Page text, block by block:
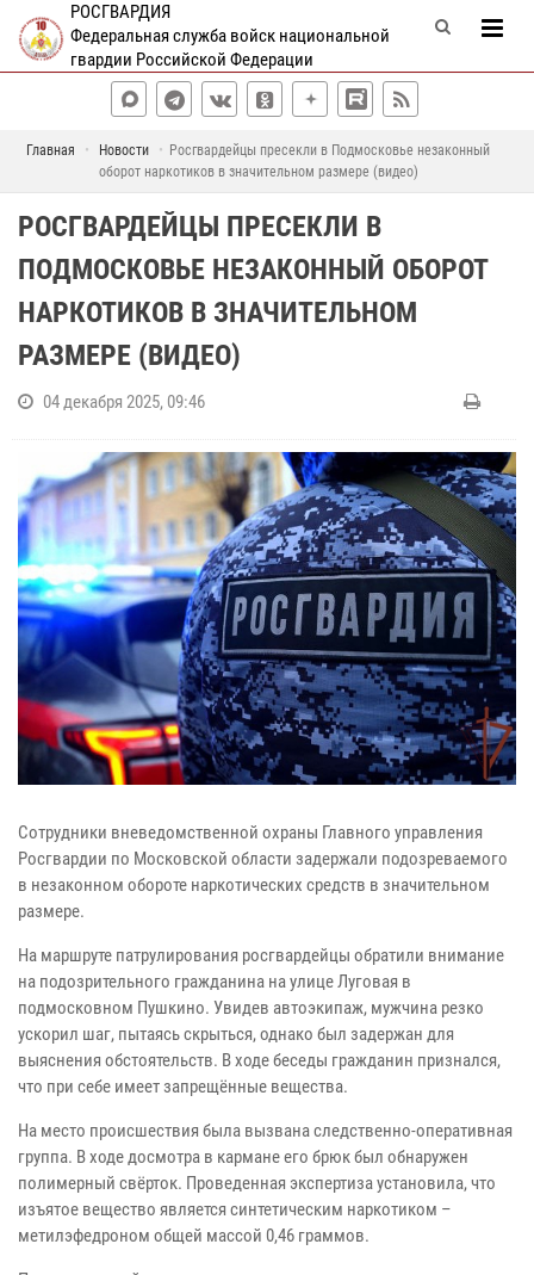
РОСГВАРДИЯ
Федеральная служба войск национальной
гвардии Российской Федерации
Главная Новости
Росгвардейцы пресекли в Подмосковье незаконный
оборот наркотиков в значительном размере (видео)
РОСГВАРДЕЙЦЫ ПРЕСЕКЛИ В
ПОДМОСКОВЬЕ НЕЗАКОННЫЙ ОБОРОТ
НАРКОТИКОВ В ЗНАЧИТЕЛЬНОМ
РАЗМЕРЕ (ВИДЕО)
04 декабря 2025, 09:46
Сотрудники вневедомственной охраны Главного управления
Росгвардии по Московской области задержали подозреваемого
в незаконном обороте наркотических средств в значительном
размере.
На маршруте патрулирования росгвардейцы обратили внимание
на подозрительного гражданина на улице Луговая в
подмосковном Пушкино. Увидев автоэкипаж, мужчина резко
ускорил шаг, пытаясь скрыться, однако был задержан для
выяснения обстоятельств. В ходе беседы гражданин признался,
что при себе имеет запрещённые вещества.
На место происшествия была вызвана следственно-оперативная
группа. В ходе досмотра в кармане его брюк был обнаружен
полимерный свёрток. Проведенная экспертиза установила, что
изъятое вещество является синтетическим наркотиком –
метилэфедроном общей массой 0,46 граммов.